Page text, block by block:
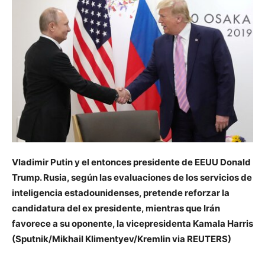
Vladimir Putin y el entonces presidente de EEUU Donald
Trump. Rusia, según las evaluaciones de los servicios de
inteligencia estadounidenses, pretende reforzar la
candidatura del ex presidente, mientras que Irán
favorece a su oponente, la vicepresidenta Kamala Harris
(Sputnik/Mikhail Klimentyev/Kremlin via REUTERS)